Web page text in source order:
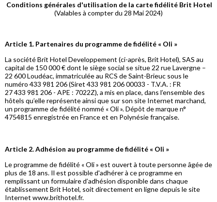
Conditions générales d'utilisation de la carte fidélité Brit Hotel
(Valables à compter du 28 Mai 2024)
Article 1. Partenaires du programme de fidélité « Oli »
La société Brit Hotel Developpement (ci-après, Brit Hotel), SAS au
capital de 150 000 € dont le siège social se situe 22 rue Lavergne –
22 600 Loudéac, immatriculée au RCS de Saint-Brieuc sous le
numéro 433 981 206 (Siret 433 981 206 00033 - T.V.A. : FR
27 433 981 206 - APE : 7022Z), a mis en place, dans l’ensemble des
hôtels qu’elle représente ainsi que sur son site Internet marchand,
un programme de fidélité nommé « Oli ». Dépôt de marque n°
4754815 enregistrée en France et en Polynésie française.
Article 2. Adhésion au programme de fidélité « Oli »
Le programme de fidélité « Oli » est ouvert à toute personne âgée de
plus de 18 ans. Il est possible d'adhérer à ce programme en
remplissant un formulaire d’adhésion disponible dans chaque
établissement Brit Hotel, soit directement en ligne depuis le site
Internet www.brithotel.fr.